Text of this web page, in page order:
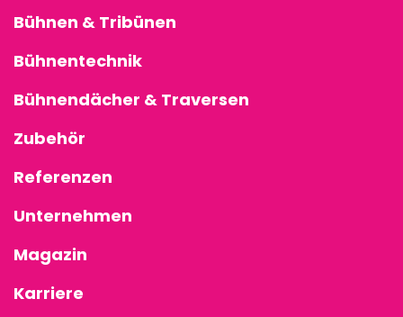
Bühnen & Tribünen
Bühnentechnik
Bühnendächer & Traversen
Zubehör
Referenzen
Unternehmen
Magazin
Karriere